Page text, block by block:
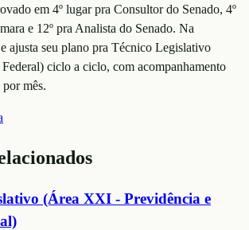
em 4º lugar pra Consultor do Senado, 4º
e 12º pra Analista do Senado. Na
ajusta seu plano pra Técnico Legislativo
ciclo a ciclo, com acompanhamento
mês.
(Área XXI - Previdência e